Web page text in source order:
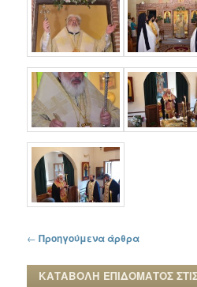
Πλοήγηση στα άρθρα
← Προηγούμενα άρθρα
ΚΑΤΑΒΟΛΗ ΕΠΙΔΟΜΑΤΟΣ